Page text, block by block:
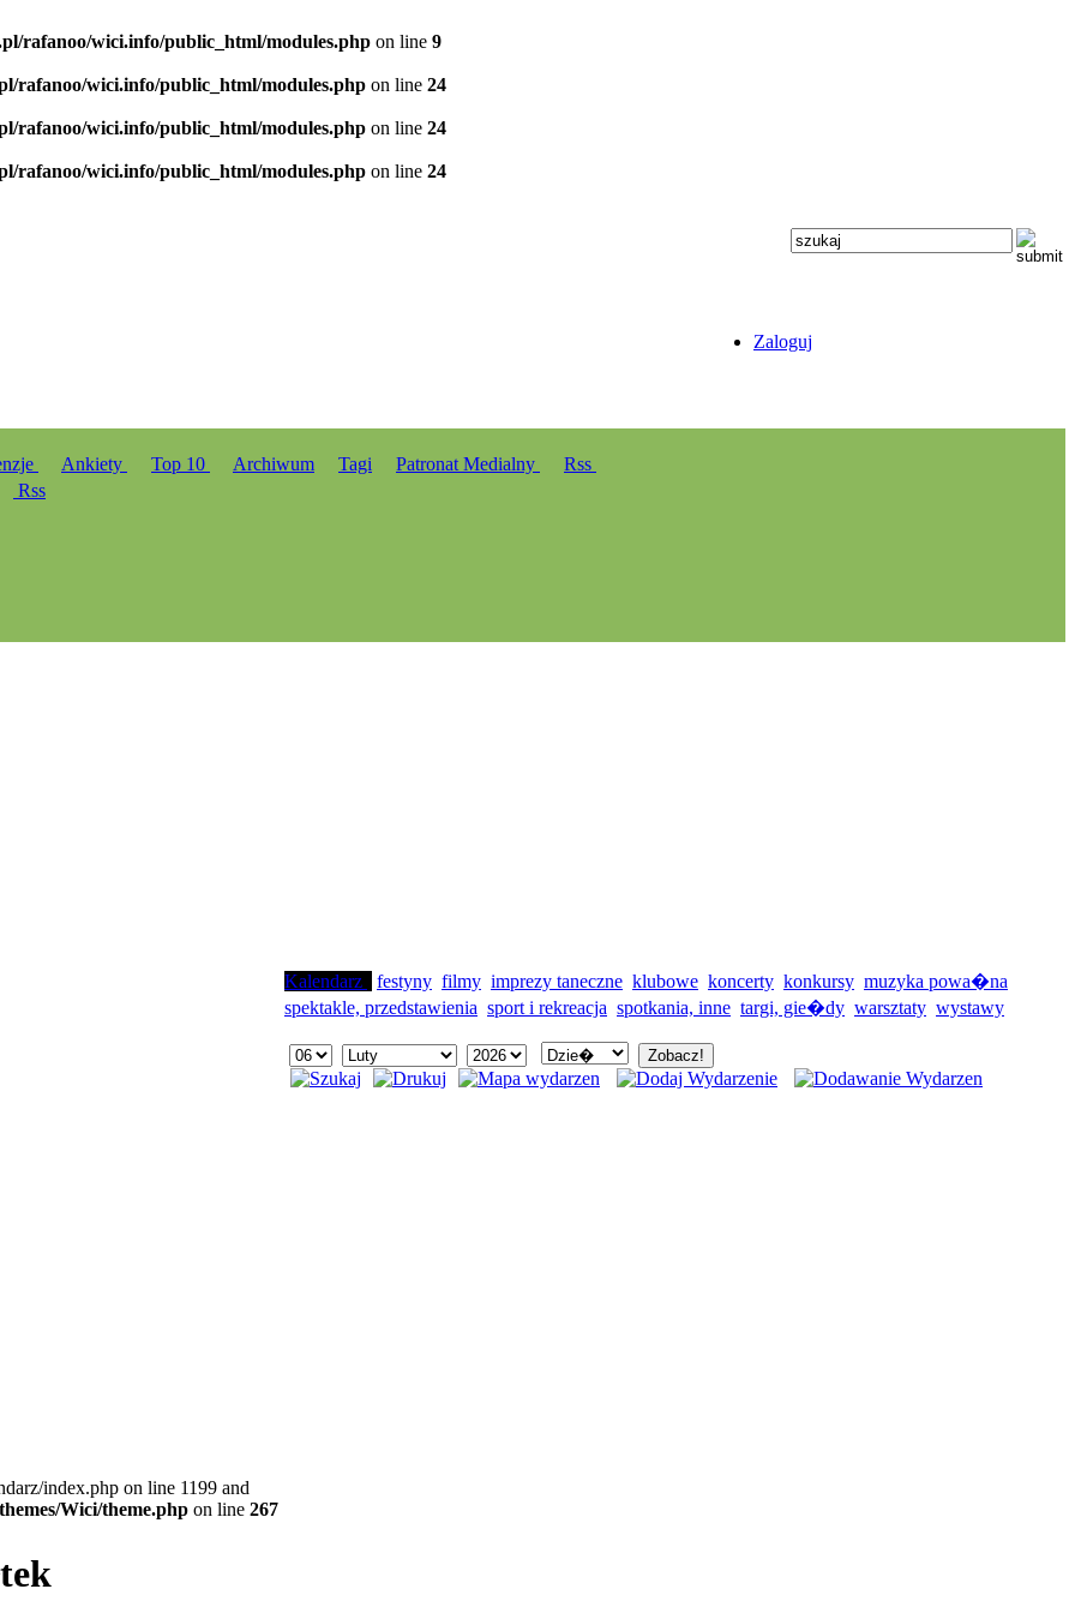
rafanoo/wici.info/public_html/modules.php on line 9
rafanoo/wici.info/public_html/modules.php on line 24
rafanoo/wici.info/public_html/modules.php on line 24
rafanoo/wici.info/public_html/modules.php on line 24
Zaloguj
Ankiety Top 10 Archiwum Tagi Patronat Medialny
Rss
Rss
index.php on line 1199 and
Wici/theme.php on line 267
Kalendarz festyny filmy imprezy taneczne klubowe koncerty konkursy muzyka powa�na
spektakle, przedstawienia sport i rekreacja spotkania, inne targi, gie�dy warsztaty wystawy